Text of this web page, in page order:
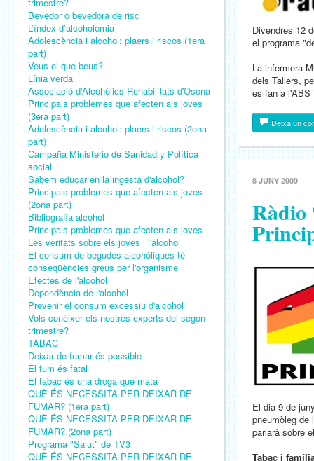
Bevedor o bevedora de risc
L’índex d’alcoholèmia
Adolescència i alcohol: plaers i riscos (1era
part)
Veus el que beus?
Línia verda
Associació d'Alcohòlics Rehabilitats d'Osona
Principals problemes que afecten als joves
(3era part)
Adolescència i alcohol: plaers i riscos (2ona
part)
Campaña Ministerio de Sanidad y Política
social
Sabem educar en la ingesta d'alcohol?
Principals problemes que afecten als joves
(2ona part)
Bibliografia alcohol
Principals problemes que afecten als joves
Les veritats sobre els joves i l'alcohol
El consum de begudes alcohòliques té
conseqüències greus per l'organisme
Efectes de l'alcohol
Dependència de l'alcohol
Prevenir el consum excessiu d'alcohol
Vols conèixer els nostres experts del segon
trimestre?
TABAC
Deixar de fumar és possible
El fum és fatal
El tabac és una droga que mata
QUÈ ÉS NECESSITA PER DEIXAR DE
FUMAR? (1era part)
QUÈ ÉS NECESSITA PER DEIXAR DE
FUMAR? (2ona part)
Programa "Salut" de TV3
QUÈ ÉS NECESSITA PER DEIXAR DE
Divendres 12
el programa
La infermera
dels Tallers,
es fan a l'ABS
Deixa un
8 JUNY 2009
Ràdio
El dia 9 de
pneumòleg de
parlarà sobre
Tabac i